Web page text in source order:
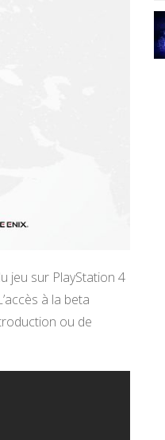
jeu sur PlayStation 4
à la beta
ou de